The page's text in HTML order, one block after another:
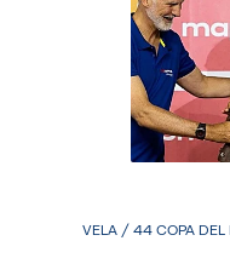
VELA / 44 COPA DEL